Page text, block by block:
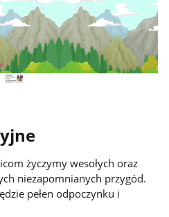
życzymy wesołych oraz
niezapomnianych przygód.
pełen odpoczynku i